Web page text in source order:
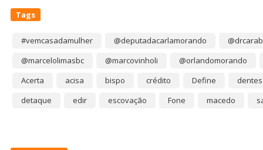
Tags
#vemcasadamulher @deputadacarlamorando
@marcelolimasbc
@marcovinholi
@orlandomorando
Acerta
acisa bispo crédito Define
dentes
detaque
edir escovação Fone macedo